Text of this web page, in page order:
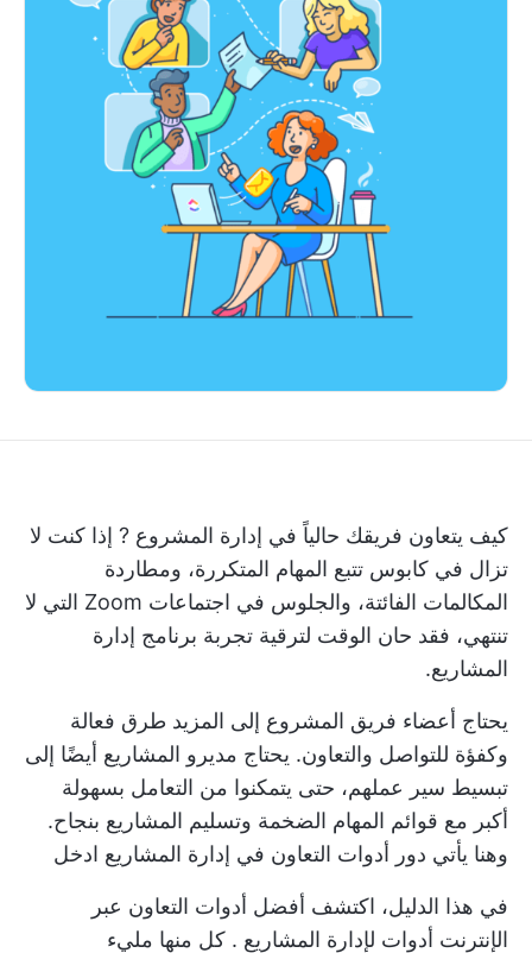
كيف يتعاون فريقك حالياً في إدارة المشروع ? إذا كنت لا
تزال في كابوس تتبع المهام المتكررة، ومطاردة
المكالمات الفائتة، والجلوس في اجتماعات Zoom التي لا
تنتهي، فقد حان الوقت لترقية تجربة برنامج إدارة
المشاريع.
يحتاج أعضاء فريق المشروع إلى المزيد طرق فعالة
وكفؤة للتواصل والتعاون. يحتاج مديرو المشاريع أيضًا إلى
تبسيط سير عملهم، حتى يتمكنوا من التعامل بسهولة
أكبر مع قوائم المهام الضخمة وتسليم المشاريع بنجاح.
وهنا يأتي دور أدوات التعاون في إدارة المشاريع ادخل
في هذا الدليل، اكتشف أفضل أدوات التعاون عبر
الإنترنت أدوات لإدارة المشاريع . كل منها مليء